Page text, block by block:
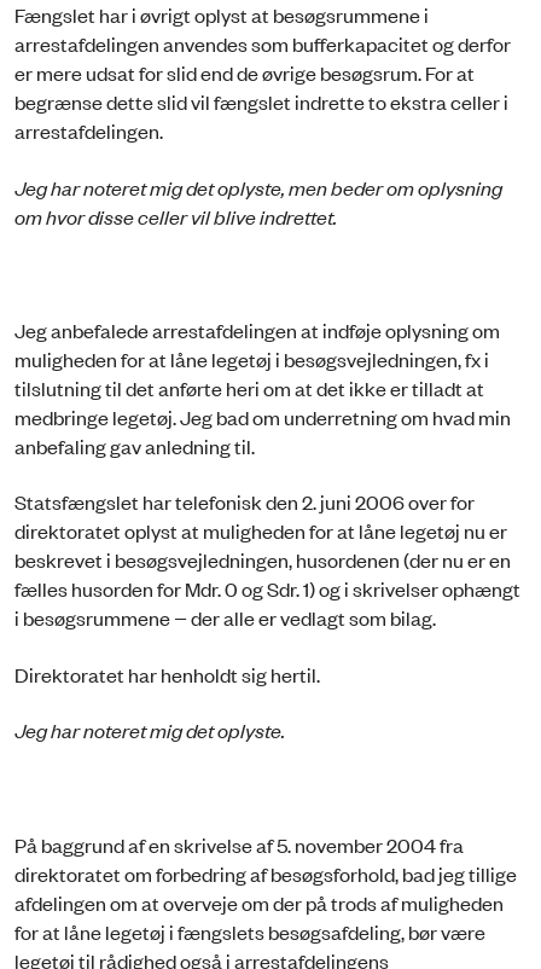
Fængslet har i øvrigt oplyst at besøgsrummene i
arrestafdelingen anvendes som bufferkapacitet og derfor
er mere udsat for slid end de øvrige besøgsrum. For at
begrænse dette slid vil fængslet indrette to ekstra celler i
arrestafdelingen.
Jeg har noteret mig det oplyste, men beder om oplysning
om hvor disse celler vil blive indrettet.
Jeg anbefalede arrestafdelingen at indføje oplysning om
muligheden for at låne legetøj i besøgsvejledningen, fx i
tilslutning til det anførte heri om at det ikke er tilladt at
medbringe legetøj. Jeg bad om underretning om hvad min
anbefaling gav anledning til.
Statsfængslet har telefonisk den 2. juni 2006 over for
direktoratet oplyst at muligheden for at låne legetøj nu er
beskrevet i besøgsvejledningen, husordenen (der nu er en
fælles husorden for Mdr. 0 og Sdr. 1) og i skrivelser ophængt
i besøgsrummene − der alle er vedlagt som bilag.
Direktoratet har henholdt sig hertil.
Jeg har noteret mig det oplyste.
På baggrund af en skrivelse af 5. november 2004 fra
direktoratet om forbedring af besøgsforhold, bad jeg tillige
afdelingen om at overveje om der på trods af muligheden
for at låne legetøj i fængslets besøgsafdeling, bør være
legetøj til rådighed også i arrestafdelingens